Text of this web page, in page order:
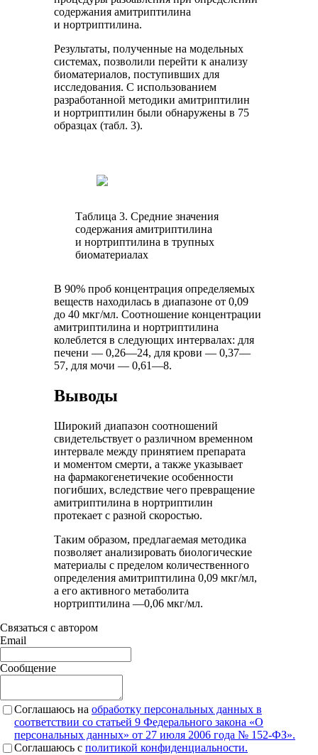
содержания амитриптилина
и нортриптилина.
Результаты, полученные на модельных
системах, позволили перейти к анализу
биоматериалов, поступивших для
исследования. С использованием
разработанной методики амитриптилин
и нортриптилин были обнаружены в 75
образцах (табл. 3).
Таблица 3. Средние значения
содержания амитриптилина
и нортриптилина в трупных
биоматериалах
В 90% проб концентрация определяемых
веществ находилась в диапазоне от 0,09
до 40 мкг/мл. Соотношение концентрации
амитриптилина и нортриптилина
колеблется в следующих интервалах: для
печени — 0,26—24, для крови — 0,37—
57, для мочи — 0,61—8.
Выводы
Широкий диапазон соотношений
свидетельствует о различном временном
интервале между принятием препарата
и моментом смерти, а также указывает
на фармакогенетичекие особенности
погибших, вследствие чего превращение
амитриптилина в нортриптилин
протекает с разной скоростью.
Таким образом, предлагаемая методика
позволяет анализировать биологические
материалы с пределом количественного
определения амитриптилина 0,09 мкг/мл,
а его активного метаболита
нортриптилина —0,06 мкг/мл.
Связаться с автором
Email
Сообщение
Соглашаюсь на обработку персональных данных в
соответствии со статьей 9 Федерального закона «О
персональных данных» от 27 июля 2006 года № 152-ФЗ».
Соглашаюсь c политикой конфиденциальности.